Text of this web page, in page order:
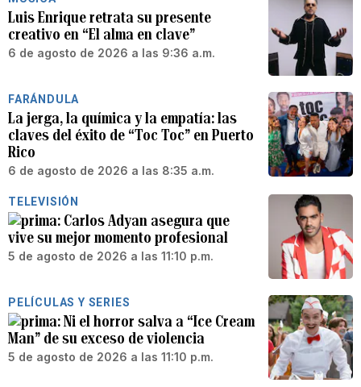
Luis Enrique retrata su presente
creativo en “El alma en clave”
6 de agosto de 2026 a las 9:36 a.m.
FARÁNDULA
La jerga, la química y la empatía: las
claves del éxito de “Toc Toc” en Puerto
Rico
6 de agosto de 2026 a las 8:35 a.m.
TELEVISIÓN
Carlos Adyan asegura que
vive su mejor momento profesional
5 de agosto de 2026 a las 11:10 p.m.
PELÍCULAS Y SERIES
Ni el horror salva a “Ice Cream
Man” de su exceso de violencia
5 de agosto de 2026 a las 11:10 p.m.